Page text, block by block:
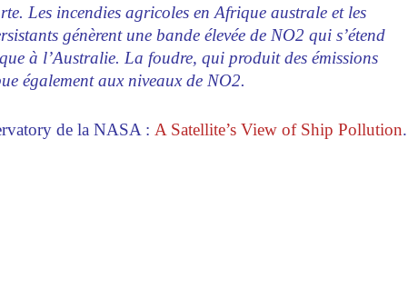
Les incendies agricoles en Afrique australe et les
génèrent une bande élevée de NO2 qui s’étend
à l’Australie. La foudre, qui produit des émissions
également aux niveaux de NO2.
de la NASA : A Satellite’s View of Ship Pollution.